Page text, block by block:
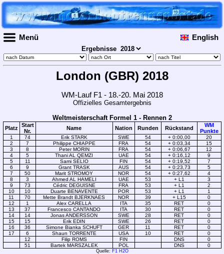
Menü English
Ergebnisse
London (GBR) 2018
WM-Lauf F1 - 18.-20. Mai 2018
Offizielles Gesamtergebnis
Weltmeisterschaft Formel 1 - Rennen 2
Platz
Start
Nr.
Name Nation Runden Rückstand
WM
Punkte
1 74 Erik STARK SWE 54 + 0:00,00
20
2
7 Philippe CHIAPPE FRA 54 + 0:03,34
15
3
8 Peter MORIN FRA 54 + 0:06,67
12
4
5 Thani AL QEMZI UAE 54 + 0:16,12
9
5
11 Sami SELIO FIN 54 + 0:19,52
7
6
9 Grant TRASK AUS 54 + 0:23,73
5
7
50 Marit STROMOY NOR 54 + 0:27,62
4
8
3 Ahmed AL HAMELI UAE 53 + L1
3
9
73 Cédric DEGUISNE FRA 53 + L1
2
10
10 Duarte BENAVENTE POR 53 + L1
1
11
70 Mette Brandt BJERKNAES NOR 39 + L15
0
12
1 Alex CARELLA ITA 35 RET
0
13
37 Francesco CANTANDO ITA 30 RET
0
14
14 Jonas ANDERSSON SWE 28 RET
0
15
15 Erik EDIN SWE 26 RET
0
16
36 Simone Bianka SCHUFT GER 11 RET
0
17
6 Shaun TORRENTE USA 10 RET
0
12
Filip ROMS FIN DNS
0
51
Bartek MARSZALEK POL DNS 0
Quelle: F1 H2O